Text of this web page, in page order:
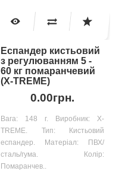
Еспандер кистьовий
з регулюванням 5 -
60 кг помаранчевий
(X-TREME)
0.00грн.
Вага: 148 г. Виробник: X-
TREME. Тип: Кистьовий
еспандер. Матеріал: ПВХ/
сталь/гума. Колір:
Помаранчев..